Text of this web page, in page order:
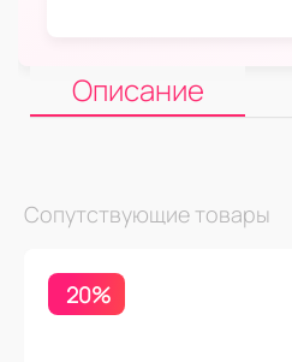
Описание
Сопутствующие товары
20%